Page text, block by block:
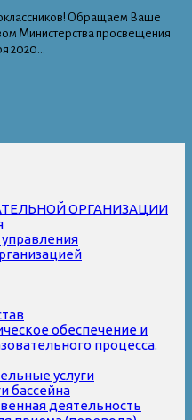
Обращаем Ваше
Министерства просвещения
2020...
ОРГАНИЗАЦИИ
обеспечение и
процесса.
услуги
бассейна
деятельность